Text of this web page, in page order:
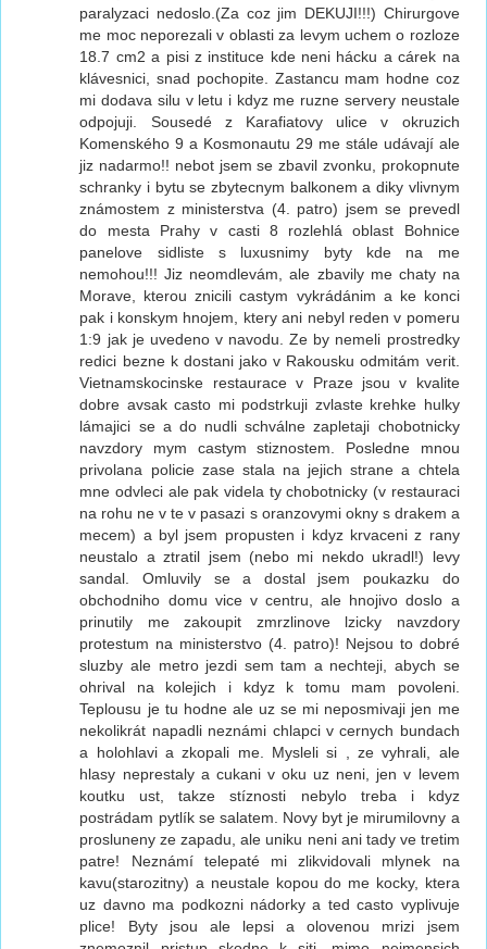
paralyzaci nedoslo.(Za coz jim DEKUJI!!!) Chirurgove
me moc neporezali v oblasti za levym uchem o rozloze
18.7 cm2 a pisi z instituce kde neni hácku a cárek na
klávesnici, snad pochopite. Zastancu mam hodne coz
mi dodava silu v letu i kdyz me ruzne servery neustale
odpojuji. Sousedé z Karafiatovy ulice v okruzich
Komenského 9 a Kosmonautu 29 me stále udávají ale
jiz nadarmo!! nebot jsem se zbavil zvonku, prokopnute
schranky i bytu se zbytecnym balkonem a diky vlivnym
známostem z ministerstva (4. patro) jsem se prevedl
do mesta Prahy v casti 8 rozlehlá oblast Bohnice
panelove sidliste s luxusnimy byty kde na me
nemohou!!! Jiz neomdlevám, ale zbavily me chaty na
Morave, kterou znicili castym vykrádánim a ke konci
pak i konskym hnojem, ktery ani nebyl reden v pomeru
1:9 jak je uvedeno v navodu. Ze by nemeli prostredky
redici bezne k dostani jako v Rakousku odmitám verit.
Vietnamskocinske restaurace v Praze jsou v kvalite
dobre avsak casto mi podstrkuji zvlaste krehke hulky
lámajici se a do nudli schválne zapletaji chobotnicky
navzdory mym castym stiznostem. Posledne mnou
privolana policie zase stala na jejich strane a chtela
mne odvleci ale pak videla ty chobotnicky (v restauraci
na rohu ne v te v pasazi s oranzovymi okny s drakem a
mecem) a byl jsem propusten i kdyz krvaceni z rany
neustalo a ztratil jsem (nebo mi nekdo ukradl!) levy
sandal. Omluvily se a dostal jsem poukazku do
obchodniho domu vice v centru, ale hnojivo doslo a
prinutily me zakoupit zmrzlinove lzicky navzdory
protestum na ministerstvo (4. patro)! Nejsou to dobré
sluzby ale metro jezdi sem tam a nechteji, abych se
ohrival na kolejich i kdyz k tomu mam povoleni.
Teplousu je tu hodne ale uz se mi neposmivaji jen me
nekolikrát napadli neznámi chlapci v cernych bundach
a holohlavi a zkopali me. Mysleli si , ze vyhrali, ale
hlasy neprestaly a cukani v oku uz neni, jen v levem
koutku ust, takze stíznosti nebylo treba i kdyz
postrádam pytlík se salatem. Novy byt je mirumilovny a
prosluneny ze zapadu, ale uniku neni ani tady ve tretim
patre! Neznámí telepaté mi zlikvidovali mlynek na
kavu(starozitny) a neustale kopou do me kocky, ktera
uz davno ma podkozni nádorky a ted casto vyplivuje
plice! Byty jsou ale lepsi a olovenou mrizi jsem